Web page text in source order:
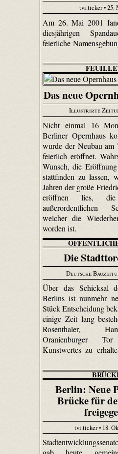
tvi.ticker • 25.
Am 26. Mai 2001
diesjährigen
feierliche
Das neue
Illustrirte
Nicht einmal 16
Berliner Opernhaus
wurde der Neubau am
feierlich eröffnet.
Wunsch, die
stattfinden zu lassen,
Jahren der große
eröffnen lies,
außerordentlichen
welcher die
worden ist.
Die
Deutsche
Über das Schicksal
Berlins ist nunmehr
Stück Entscheidung
einige Zeit lang
Rosen­thaler,
Oranienburger
Kunstwertes zu
Berlin: Neue
Brücke für
tvi.ticker • 18.